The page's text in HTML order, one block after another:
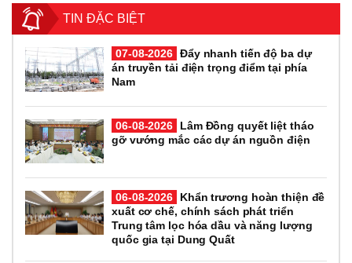
TIN ĐẶC BIỆT
07-08-2026 Đẩy nhanh tiến độ ba dự
án truyền tải điện trọng điểm tại phía
Nam
06-08-2026
Lâm Đồng quyết liệt tháo
gỡ vướng mắc các dự án nguồn điện
06-08-2026
Khẩn trương hoàn thiện đề
xuất cơ chế, chính sách phát triển
Trung tâm lọc hóa dầu và năng lượng
quốc gia tại Dung Quất